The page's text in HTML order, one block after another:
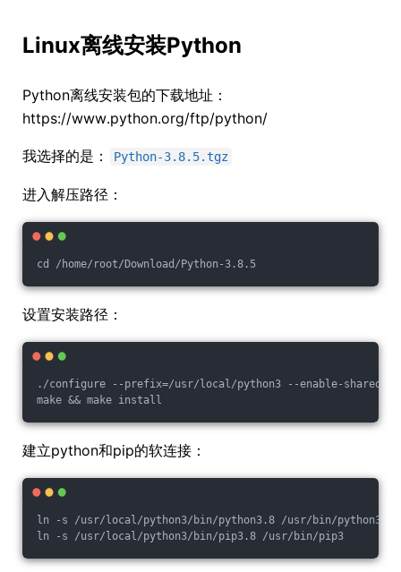
Linux离线安装Python
Python离线安装包的下载地址：
https://www.python.org/ftp/python/
我选择的是： Python-3.8.5.tgz
进入解压路径：
cd /home/root/Download/Python-3.8.5
设置安装路径：
./configure --prefix=/usr/local/python3 --enable-shared
make && make install
建立python和pip的软连接：
ln -s /usr/local/python3/bin/python3.8 /usr/bin/python3
ln -s /usr/local/python3/bin/pip3.8 /usr/bin/pip3